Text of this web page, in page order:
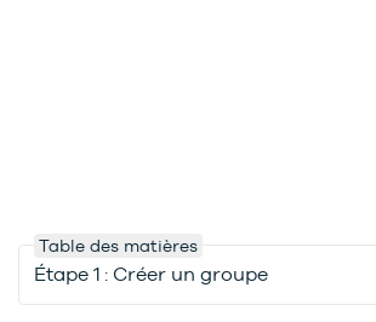
Table des matières
Étape 1 : Créer un groupe